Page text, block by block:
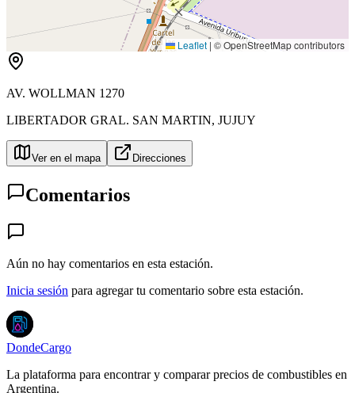
Leaflet | © OpenStreetMap contributors
AV. WOLLMAN 1270
LIBERTADOR GRAL. SAN MARTIN, JUJUY
Ver en el mapa Direcciones
Comentarios
Aún no hay comentarios en esta estación.
Inicia sesión para agregar tu comentario sobre esta estación.
DondeCargo
La plataforma para encontrar y comparar precios de combustibles en
Argentina.